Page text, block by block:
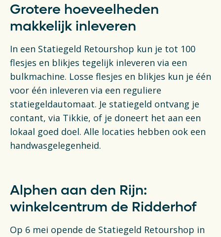
Grotere hoeveelheden
makkelijk inleveren
In een Statiegeld Retourshop kun je tot 100
flesjes en blikjes tegelijk inleveren via een
bulkmachine. Losse flesjes en blikjes kun je één
voor één inleveren via een reguliere
statiegeldautomaat. Je statiegeld ontvang je
contant, via Tikkie, of je doneert het aan een
lokaal goed doel. Alle locaties hebben ook een
handwasgelegenheid.
Alphen aan den Rijn:
winkelcentrum de Ridderhof
Op 6 mei opende de Statiegeld Retourshop in